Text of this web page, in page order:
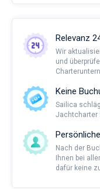
Relevanz
Wir
und
Keine
Sailica
Jachtcharter
Nach der
Ihnen bei
dafür keine